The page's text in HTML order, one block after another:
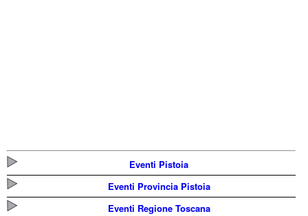
Eventi Pistoia
Eventi Provincia Pistoia
Eventi Regione Toscana